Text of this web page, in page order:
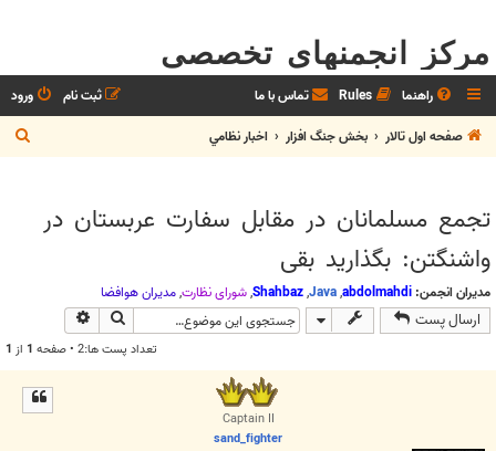
مرکز انجمنهای تخصصی
راهنما Rules تماس با ما ورود
ثبت نام
صفحه اول تالار
بخش جنگ افزار اخبار نظامي
س
تجمع مسلمانان در مقابل سفارت عربستان در
واشنگتن: بگذارید بقی
مدیران انجمن: abdolmahdi
,
Java
,
Shahbaz
,شوراي نظارت,مديران هوافضا
ارسال پست جستجو
تعداد پست ها:2 • صفحه 1 از 1
Captain II
sand_fighter